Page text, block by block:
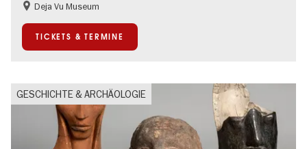
Kinder
Teenager
Deja Vu Museum
TICKETS & TERMINE
GESCHICHTE & ARCHÄOLOGIE